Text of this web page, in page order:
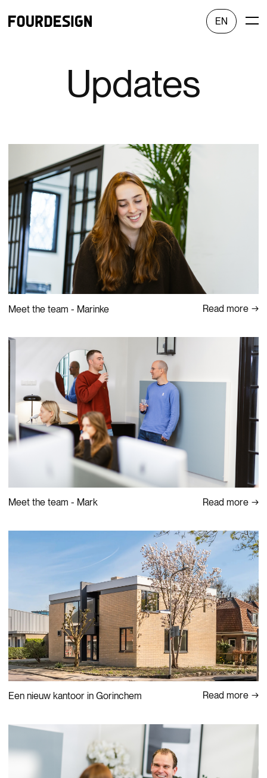
Updates
Meet the team - Marinke Read more
Meet the team - Mark Read more
Een nieuw kantoor in Gorinchem Read more
EN